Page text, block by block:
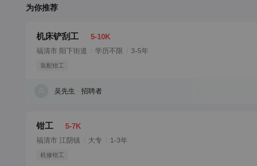
为你推荐
机床铲刮工 5-10K
福清市 阳下街道 学历不限 3-5年
装配钳工
吴先生 招聘者
钳工 5-7K
福清市 江阴镇 大专 1-3年
机修钳工